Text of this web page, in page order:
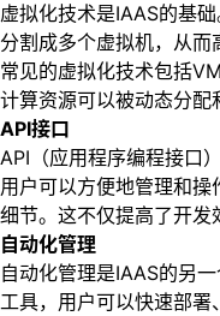
虚拟化技术是IAAS的基
分割成多个虚拟机，从而
常见的虚拟化技术包括
计算资源可以被动态分配
API接口
API（应用程序编程接口
用户可以方便地管理和
细节。这不仅提高了开发
自动化管理
自动化管理是IAAS的另
工具，用户可以快速部署